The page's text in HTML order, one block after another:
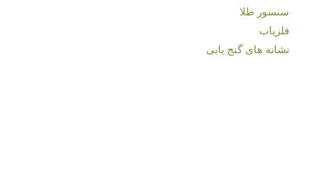
سنسور طلا
فلزیاب
نشانه های گنج یابی